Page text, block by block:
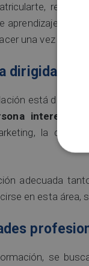
aprendizaje, la
una vez
dirigida esta
está dirigida
interesada
la
adecuada
en esta área,
se